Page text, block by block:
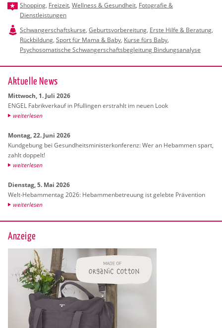
Shopping, Freizeit, Wellness & Gesundheit, Fotografie &
Dienstleistungen
Schwangerschaftskurse, Geburtsvorbereitung, Erste Hilfe & Beratung,
Rückbildung, Sport für Mama & Baby, Kurse fürs Baby,
Psychosomatische Schwangerschaftsbegleitung Bindungsanalyse
Ak­tu­el­le News
Mitt­woch, 1. Juli 2026
ENGEL Fa­brik­ver­kauf in Pful­lin­gen er­strahlt im neuen Look
wei­ter­le­sen
Mon­tag, 22. Juni 2026
Kund­ge­bung bei Ge­sund­heits­mi­nis­ter­kon­fe­renz: Wer an Heb­am­men spart,
zahlt dop­pelt!
wei­ter­le­sen
Diens­tag, 5. Mai 2026
Welt-Heb­am­men­tag 2026: Heb­am­men­be­treu­ung ist ge­leb­te Prä­ven­ti­on
wei­ter­le­sen
Anzeige